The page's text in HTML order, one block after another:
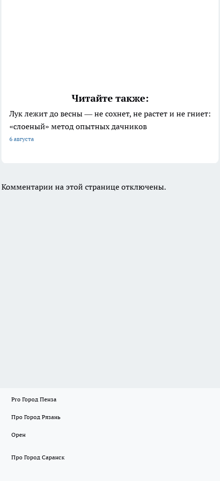
Читайте также:
Лук лежит до весны — не сохнет, не растет и не гниет:
«слоеный» метод опытных дачников
6 августа
Комментарии на этой странице отключены.
Pro Город Пенза
Про Город Рязань
Орен
Про Город Саранск